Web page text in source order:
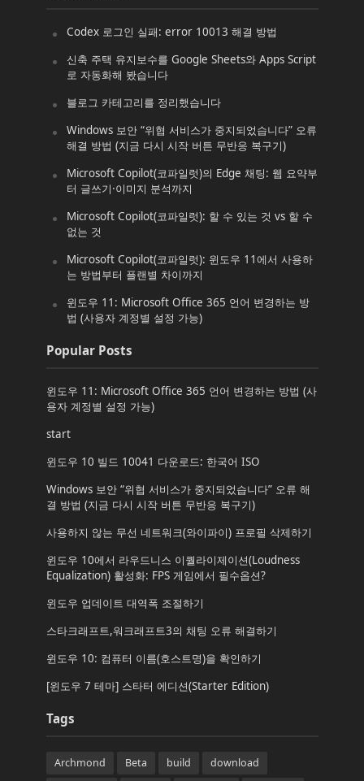
Codex 로그인 실패: error 10013 해결 방법
신축 주택 유지보수를 Google Sheets와 Apps Script
로 자동화해 봤습니다
블로그 카테고리를 정리했습니다
Windows 보안 “위협 서비스가 중지되었습니다” 오류
해결 방법 (지금 다시 시작 버튼 무반응 복구기)
Microsoft Copilot(코파일럿)의 Edge 채팅: 웹 요약부
터 글쓰기·이미지 분석까지
Microsoft Copilot(코파일럿): 할 수 있는 것 vs 할 수
없는 것
Microsoft Copilot(코파일럿): 윈도우 11에서 사용하
는 방법부터 플랜별 차이까지
윈도우 11: Microsoft Office 365 언어 변경하는 방
법 (사용자 계정별 설정 가능)
Popular Posts
윈도우 11: Microsoft Office 365 언어 변경하는 방법 (사
용자 계정별 설정 가능)
start
윈도우 10 빌드 10041 다운로드: 한국어 ISO
Windows 보안 “위협 서비스가 중지되었습니다” 오류 해
결 방법 (지금 다시 시작 버튼 무반응 복구기)
사용하지 않는 무선 네트워크(와이파이) 프로필 삭제하기
윈도우 10에서 라우드니스 이퀄라이제이션(Loudness
Equalization) 활성화: FPS 게임에서 필수옵션?
윈도우 업데이트 대역폭 조절하기
스타크래프트,워크래프트3의 채팅 오류 해결하기
윈도우 10: 컴퓨터 이름(호스트명)을 확인하기
[윈도우 7 테마] 스타터 에디션(Starter Edition)
Tags
Archmond Beta build download